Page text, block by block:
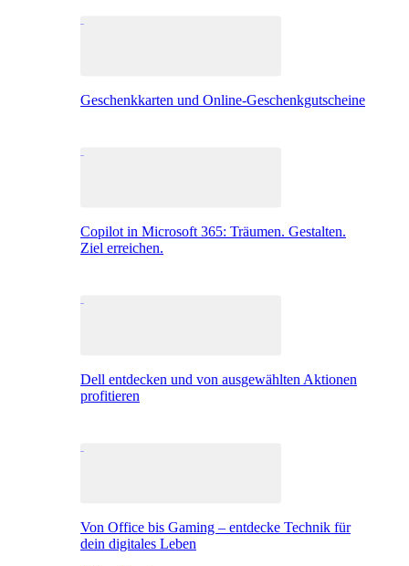
Geschenkkarten und Online-Geschenkgutscheine
Copilot in Microsoft 365: Träumen. Gestalten.
Ziel erreichen.
Dell entdecken und von ausgewählten Aktionen
profitieren
Von Office bis Gaming – entdecke Technik für
dein digitales Leben